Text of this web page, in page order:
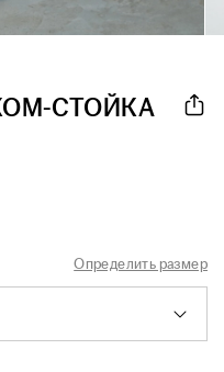
СТОЙКА
Определить размер